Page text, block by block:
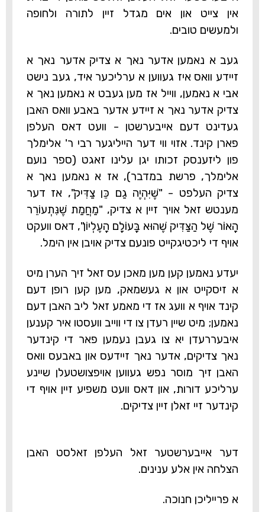
אין צייט און אים מגדל זיין לתורה ולחופה
ולמעשים טובים.
געב א נאמען אדער נאך א צדיק אדער נאך א
זיידע וואס איז געווען א ערליכער איד, געב נישט
אבי א נאמען, ווייל אז מען געבט א נאמען נאך א
צדיק אדער נאך א זיידע אדער באבע וואס האבן
געדינט דעם אייבערשטן - וועט דאס העלפן
פארן קינד. אזוי ווי דער הייליגער רבי ר' אלימלך
פון ליזענסק זכותו יגן עלינו זאגט (ספר נועם
אלימלך, פרשת במדבר), אז א נאמען נאך א
צדיק העלפט - "שֶׁיִּהְיֶה גַם כֵּן צַדִּיק", אז דער
מענטש זאל אויך זיין א צדיק, "מַחֲמַת שֶׁנִּתְעוֹרֵר
הָאוֹר שֶׁל הַצַּדִּיק שֶׁהוּא בָּעוֹלָם הָעֶלְיוֹן", דאס וועקט
אויף די ליכטיגקייט פונעם צדיק אויבן אין הימל.
יעדע נאמען קען מען מאכן עס זאל זיך הערן מיט
א זיסקייט און א געשמאק, מען קען רופן דעם
קינד אויף א וועג אז די מאמע זאל ליב האבן דעם
נאמען; מיט שיין רעדן צו די ווייב וועסטו איר קענען
איבעררעדן יא צו געבן נעמען פאר די קינדער
נאך צדיקים, אדער נאך זיידעס און באבעס וואס
האבן זיך מוסר נפש געווען אויפצושטעלן שיינע
ערליכע דורות, און דאס וועט משפיע זיין אויף די
קינדער זיי זאלן זיין צדיקים.
דער אייבערשטער זאל העלפן זאלסט האבן
הצלחה אין אלע ענינים.
א פרייליכן חנוכה.